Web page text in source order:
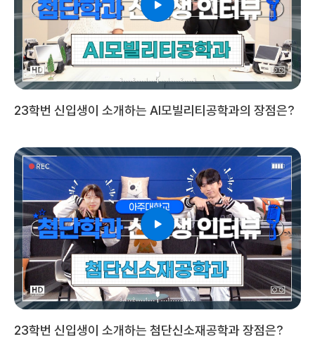
23학번 신입생이 소개하는 AI모빌리티공학과의 장점은?
23학번 신입생이 소개하는 첨단신소재공학과 장점은?